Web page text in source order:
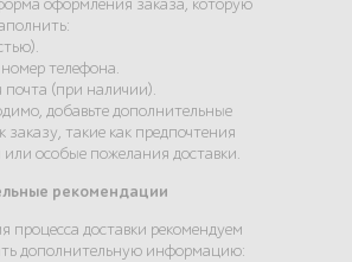
оформления заказа, которую
телефона.
почта (при наличии).
добавьте дополнительные
заказу, такие как предпочтения
или особые пожелания доставки.
рекомендации
процесса доставки рекомендуем
дополнительную информацию: